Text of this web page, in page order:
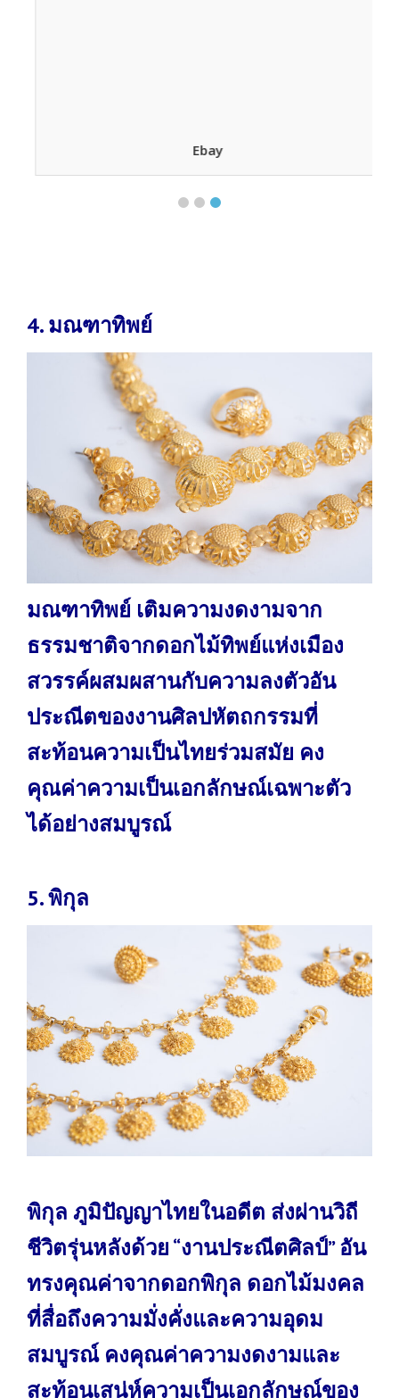
Ebay
4. มณฑาทิพย์
มณฑาทิพย์ เติมความงดงามจาก
ธรรมชาติจากดอกไม้ทิพย์แห่งเมือง
สวรรค์ผสมผสานกับความลงตัวอัน
ประณีตของงานศิลปหัตถกรรมที่
สะท้อนความเป็นไทยร่วมสมัย คง
คุณค่าความเป็นเอกลักษณ์เฉพาะตัว
ได้อย่างสมบูรณ์
5. พิกุล
พิกุล ภูมิปัญญาไทยในอดีต ส่งผ่านวิถี
ชีวิตรุ่นหลังด้วย “งานประณีตศิลป์” อัน
ทรงคุณค่าจากดอกพิกุล ดอกไม้มงคล
ที่สื่อถึงความมั่งคั่งและความอุดม
สมบูรณ์ คงคุณค่าความงดงามและ
สะท้อนเสน่ห์ความเป็นเอกลักษณ์ของ